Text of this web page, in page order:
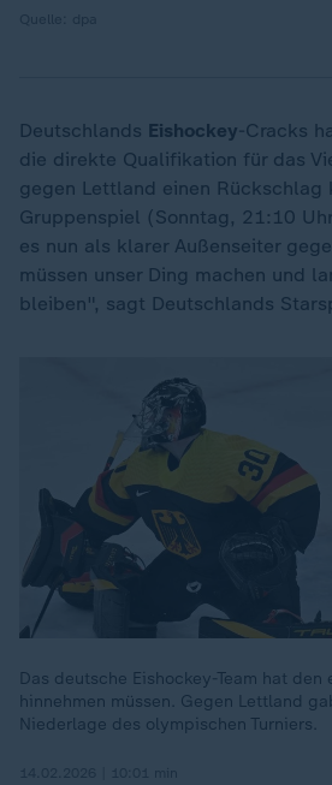
Deutschlands Eishockey-Cracks
die direkte Qualifikation für das
gegen Lettland einen
Gruppenspiel (Sonntag, 21:10
es nun als klarer Außenseiter
müssen unser Ding machen und
bleiben", sagt Deutschlands
Das deutsche Eishockey-Team hat den
hinnehmen müssen. Gegen Lettland
Niederlage des olympischen Turniers.